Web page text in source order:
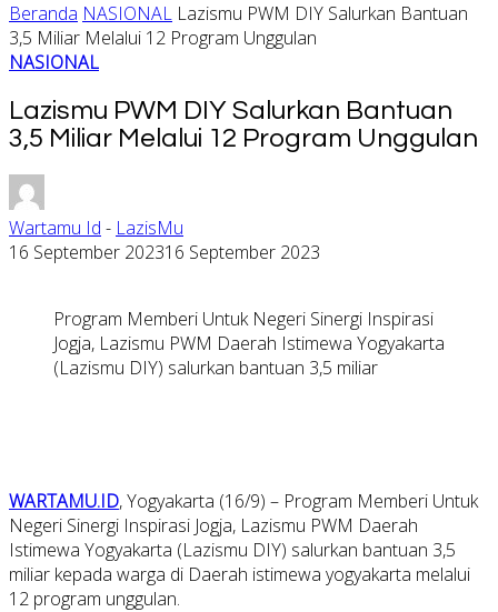
Beranda NASIONAL Lazismu PWM DIY Salurkan Bantuan
3,5 Miliar Melalui 12 Program Unggulan
NASIONAL
Lazismu PWM DIY Salurkan Bantuan
3,5 Miliar Melalui 12 Program Unggulan
Wartamu Id - LazisMu
16 September 202316 September 2023
Program Memberi Untuk Negeri Sinergi Inspirasi
Jogja, Lazismu PWM Daerah Istimewa Yogyakarta
(Lazismu DIY) salurkan bantuan 3,5 miliar
WARTAMU.ID, Yogyakarta (16/9) – Program Memberi Untuk
Negeri Sinergi Inspirasi Jogja, Lazismu PWM Daerah
Istimewa Yogyakarta (Lazismu DIY) salurkan bantuan 3,5
miliar kepada warga di Daerah istimewa yogyakarta melalui
12 program unggulan.